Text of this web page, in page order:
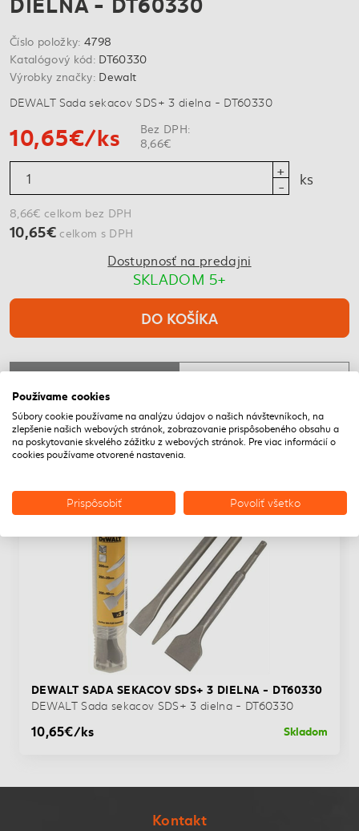
Číslo položky: 4798
Katalógový kód: DT60330
Výrobky značky: Dewalt
DEWALT Sada sekacov SDS+ 3 dielna - DT60330
10,65€/ks
Bez DPH:
8,66€
ks
8,66€ celkom bez DPH
10,65€celkom s DPH
Dostupnosť na predajni
SKLADOM 5+
DO KOŠÍKA
NAPOSLEDY NAVŠTÍVENÉ
DEWALT SADA SEKACOV SDS+ 3 DIELNA - DT60330
DEWALT Sada sekacov SDS+ 3 dielna - DT60330
10,65€/ks Skladom
Kontakt
Používame cookies
Súbory cookie používame na analýzu údajov o našich návštevníkoch, na
zlepšenie našich webových stránok, zobrazovanie prispôsobeného obsahu a
na poskytovanie skvelého zážitku z webových stránok. Pre viac informácií o
cookies používame otvorené nastavenia.
Prispôsobiť Povoliť všetko